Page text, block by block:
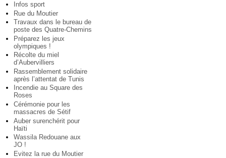
Infos sport
Rue du Moutier
Travaux dans le bureau de
poste des Quatre-Chemins
Préparez les jeux
olympiques !
Récolte du miel
d’Aubervilliers
Rassemblement solidaire
après l’attentat de Tunis
Incendie au Square des
Roses
Cérémonie pour les
massacres de Sétif
Auber surenchérit pour
Haïti
Wassila Redouane aux
JO !
Evitez la rue du Moutier